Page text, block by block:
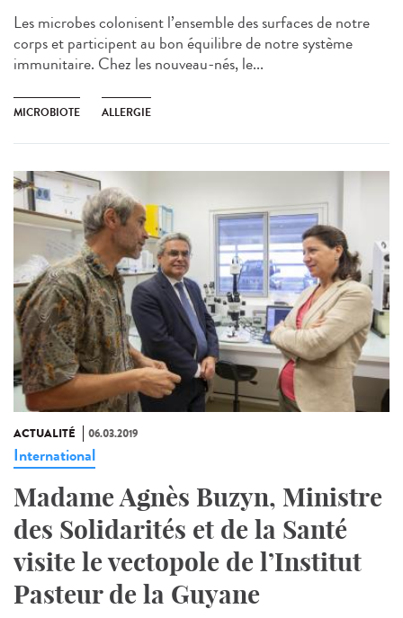
Les microbes colonisent l’ensemble des surfaces de notre
corps et participent au bon équilibre de notre système
immunitaire. Chez les nouveau-nés, le...
MICROBIOTE ALLERGIE
ACTUALITÉ 06.03.2019
International
Madame Agnès Buzyn, Ministre
des Solidarités et de la Santé
visite le vectopole de l’Institut
Pasteur de la Guyane